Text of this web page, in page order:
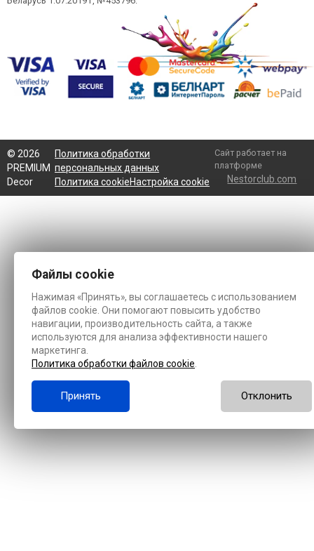
© 2026
PREMIUM
Decor
Политика обработки
персональных данных
Политика cookieНастройка cookie
Сайт работает на
платформе
Nestorclub.com
Файлы cookie
Нажимая «Принять», вы соглашаетесь с использованием
файлов cookie. Они помогают повысить удобство
навигации, производительность сайта, а также
используются для анализа эффективности нашего
маркетинга.
Политика обработки файлов cookie.
Принять Отклонить